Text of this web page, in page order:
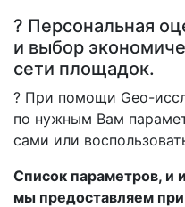
? Персональная
и выбор
сети площадок.
? При помощи Geo-
по нужным Вам
сами или
Список параметров, и
мы предоставляем